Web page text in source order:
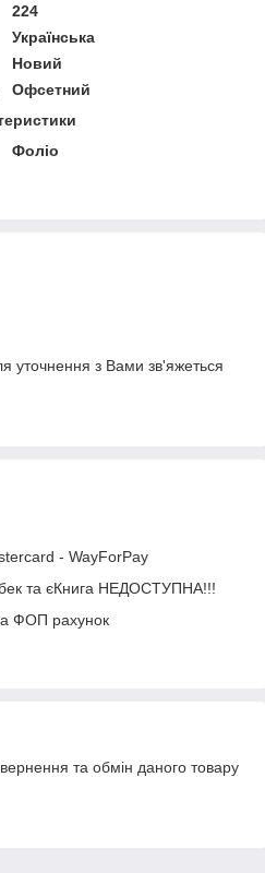
224
Українська
Новий
Офсетний
Фоліо
уточнення з Вами зв'яжеться
- WayForPay
та єКнига НЕДОСТУПНА!!!
ФОП рахунок
та обмін даного товару